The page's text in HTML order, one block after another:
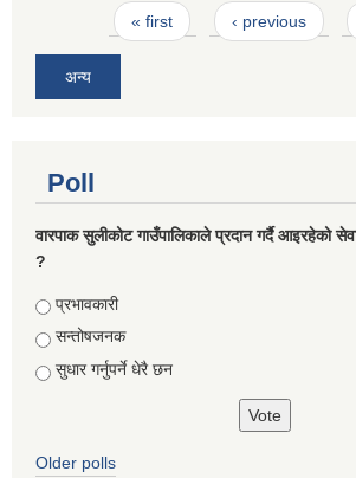
Pages« first ‹ previous
अन्य
Poll
वारपाक सुलीकोट गाउँपालिकाले प्रदान गर्दै आइरहेको
?
Choices
प्रभावकारी
सन्तोषजनक
सुधार गर्नुपर्ने धेरै छन
Older polls